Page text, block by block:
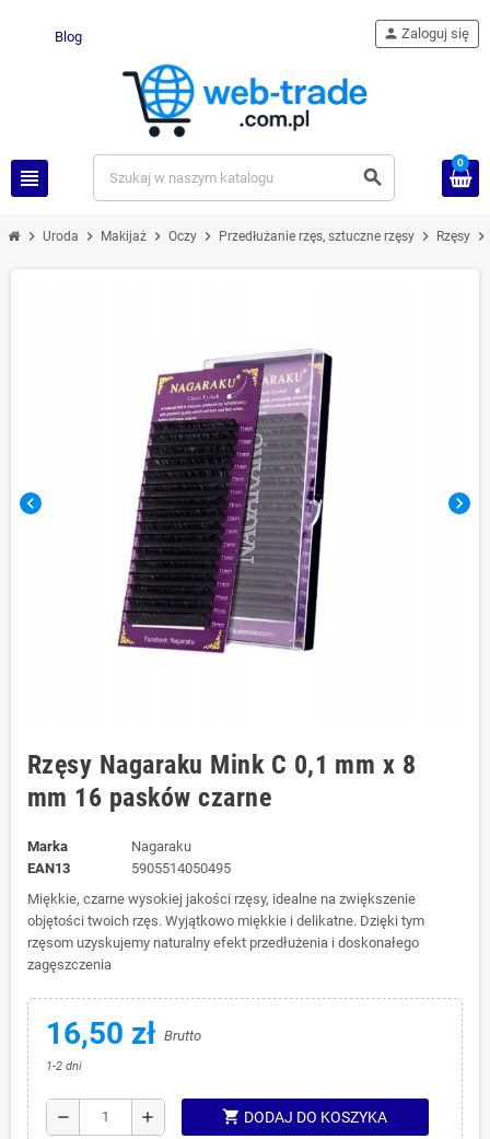
Blog
view_headline search
person Zaloguj się
0
chevron_right Uroda chevron_right Makijaż chevron_right Oczy chevron_right Przedłużanie rzęs, sztuczne rzęsy chevron_right Rzęsy chevron_right
chevron_left chevron_right
Rzęsy Nagaraku Mink C 0,1 mm x 8
mm 16 pasków czarne
Marka
Nagaraku
EAN13
5905514050495
Miękkie, czarne wysokiej jakości rzęsy, idealne na zwiększenie
objętości twoich rzęs. Wyjątkowo miękkie i delikatne. Dzięki tym
rzęsom uzyskujemy naturalny efekt przedłużenia i doskonałego
zagęszczenia
16,50 zł Brutto
1-2 dni
remove add shopping_cart DODAJ DO KOSZYKA